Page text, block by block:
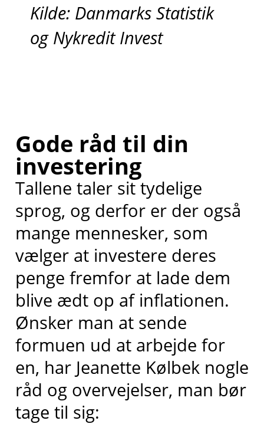
Kilde: Danmarks Statistik
og Nykredit Invest
Gode råd til din
investering
Tallene taler sit tydelige
sprog, og derfor er der også
mange mennesker, som
vælger at investere deres
penge fremfor at lade dem
blive ædt op af inflationen.
Ønsker man at sende
formuen ud at arbejde for
en, har Jeanette Kølbek nogle
råd og overvejelser, man bør
tage til sig: